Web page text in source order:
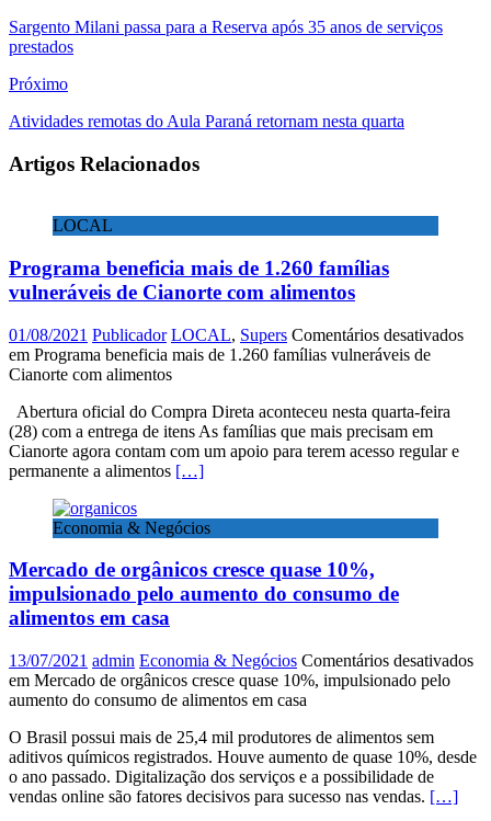
Sargento Milani passa para a Reserva após 35 anos de serviços
prestados
Próximo
Atividades remotas do Aula Paraná retornam nesta quarta
Artigos Relacionados
LOCAL
Programa beneficia mais de 1.260 famílias
vulneráveis de Cianorte com alimentos
01/08/2021 Publicador LOCAL, Supers Comentários desativados
em Programa beneficia mais de 1.260 famílias vulneráveis de
Cianorte com alimentos
Abertura oficial do Compra Direta aconteceu nesta quarta-feira
(28) com a entrega de itens As famílias que mais precisam em
Cianorte agora contam com um apoio para terem acesso regular e
permanente a alimentos […]
Economia & Negócios
Mercado de orgânicos cresce quase 10%,
impulsionado pelo aumento do consumo de
alimentos em casa
13/07/2021 admin Economia & Negócios Comentários desativados
em Mercado de orgânicos cresce quase 10%, impulsionado pelo
aumento do consumo de alimentos em casa
O Brasil possui mais de 25,4 mil produtores de alimentos sem
aditivos químicos registrados. Houve aumento de quase 10%, desde
o ano passado. Digitalização dos serviços e a possibilidade de
vendas online são fatores decisivos para sucesso nas vendas. […]